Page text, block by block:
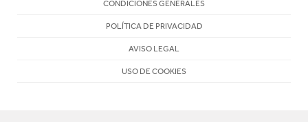
CONDICIONES GENERALES
POLÍTICA DE PRIVACIDAD
AVISO LEGAL
USO DE COOKIES